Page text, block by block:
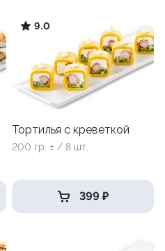
9.0
Тортилья с креветкой
200 гр. ± / 8 шт.
399 ₽